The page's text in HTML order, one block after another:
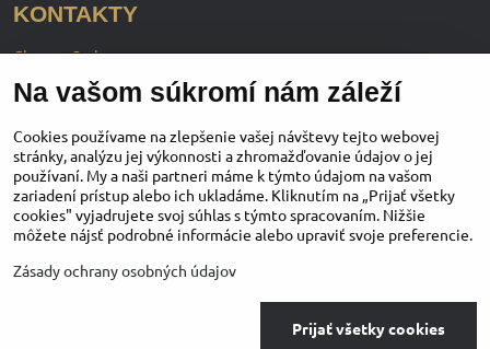
KONTAKTY
ChopperStyle s.r.o.
Ing. Martin Murčo
+421 911 364 555
obchod​@chopperstyle​.sk
Instagram Facebook
Copyright
Zásady ochrany osobných údajov
Na vašom súkromí nám záleží
Cookies používame na zlepšenie vašej návštevy tejto webovej
stránky, analýzu jej výkonnosti a zhromažďovanie údajov o jej
používaní. My a naši partneri máme k týmto údajom na vašom
zariadení prístup alebo ich ukladáme. Kliknutím na „Prijať všetky
cookies" vyjadrujete svoj súhlas s týmto spracovaním. Nižšie
môžete nájsť podrobné informácie alebo upraviť svoje preferencie.
Zásady ochrany osobných údajov
Prijať všetky cookies